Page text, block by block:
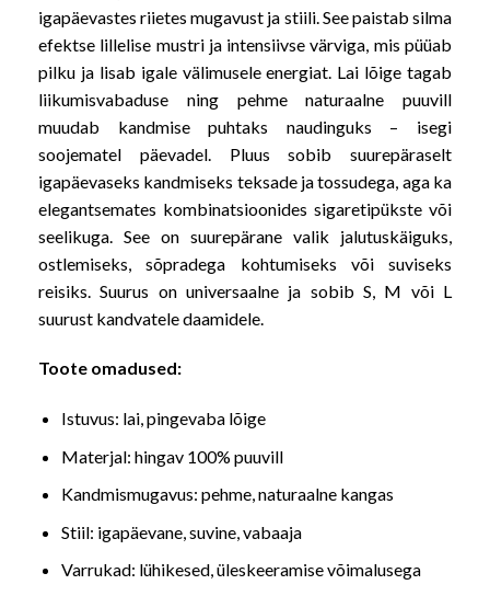
igapäevastes riietes mugavust ja stiili. See paistab silma
efektse lillelise mustri ja intensiivse värviga, mis püüab
pilku ja lisab igale välimusele energiat. Lai lõige tagab
liikumisvabaduse ning pehme naturaalne puuvill
muudab kandmise puhtaks naudinguks – isegi
soojematel päevadel. Pluus sobib suurepäraselt
igapäevaseks kandmiseks teksade ja tossudega, aga ka
elegantsemates kombinatsioonides sigaretipükste või
seelikuga. See on suurepärane valik jalutuskäiguks,
ostlemiseks, sõpradega kohtumiseks või suviseks
reisiks. Suurus on universaalne ja sobib S, M või L
suurust kandvatele daamidele.
Toote omadused:
Istuvus: lai, pingevaba lõige
Materjal: hingav 100% puuvill
Kandmismugavus: pehme, naturaalne kangas
Stiil: igapäevane, suvine, vabaaja
Varrukad: lühikesed, üleskeeramise võimalusega